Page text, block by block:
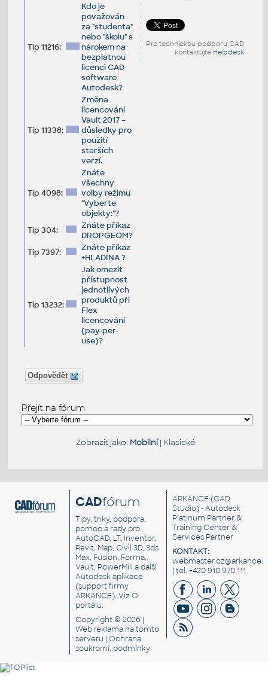
Pro technickou podporu CAD
kontaktujte Helpdesk
Tip 11216:
Kdo je
považován
za "studenta"
nebo "školu" s
nárokem na
bezplatnou
licenci CAD
software
Autodesk?
Tip 11338:
Změna
licencování
Vault 2017 –
důsledky pro
použití
starších
verzí.
Tip 4098:
Znáte
všechny
volby režimu
"Vyberte
objekty:"?
Tip 304:
Znáte příkaz
DROPGEOM?
Tip 7397:
Znáte příkaz
+HLADINA ?
Tip 13232:
Jak omezit
přístupnost
jednotlivých
produktů při
Flex
licencování
(pay-per-
use)?
Odpovědět
Přejít na fórum
Zobrazit jako: Mobilní| Klasické
CADfórum
Tipy, triky, podpora,
pomoc a rady pro
AutoCAD, LT, Inventor,
Revit, Map, Civil 3D, 3ds
Max, Fusion, Forma,
Vault, PowerMill a další
Autodesk aplikace
(support firmy
ARKANCE). VizO
portálu.
Copyright © 2026 |
Web reklama na tomto
serveru |Ochrana
soukromí, podmínky
ARKANCE (CAD
Studio) - Autodesk
Platinum Partner &
Training Center &
Services Partner
KONTAKT:
| tel. +420 910 970 111